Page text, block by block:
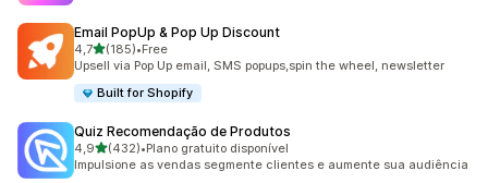
Email PopUp & Pop Up Discount
4,7de 5 estrelas
(185)
185 total de avaliações
•Free
Upsell via Pop Up email, SMS popups,spin the wheel, newsletter
Built for Shopify
Quiz Recomendação de Produtos
4,9de 5 estrelas
(432)
432 total de avaliações
•Plano gratuito disponível
Impulsione as vendas segmente clientes e aumente sua audiência